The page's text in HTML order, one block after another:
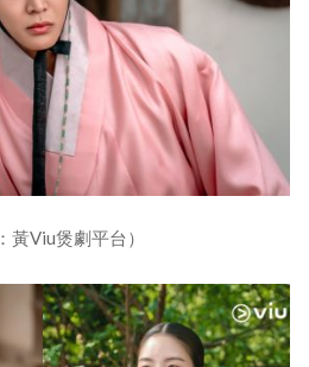
黃Viu煲劇平台）